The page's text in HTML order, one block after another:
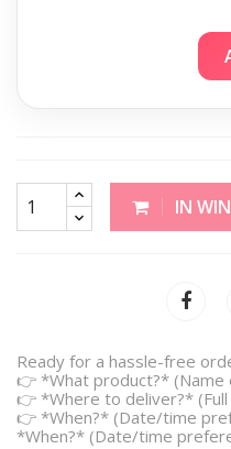
IN
Ready for a hassle-free
👉 *What product?* (Name
👉 *Where to deliver?*
👉 *When?* (Date/time
*When?* (Date/time